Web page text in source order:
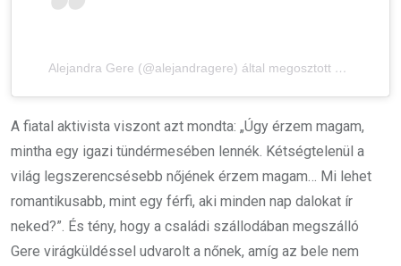
Alejandra Gere (@alejandragere) által megosztott bejegyzés
A fiatal aktivista viszont azt mondta: „Úgy érzem magam,
mintha egy igazi tündérmesében lennék. Kétségtelenül a
világ legszerencsésebb nőjének érzem magam… Mi lehet
romantikusabb, mint egy férfi, aki minden nap dalokat ír
neked?”. És tény, hogy a családi szállodában megszálló
Gere virágküldéssel udvarolt a nőnek, amíg az bele nem